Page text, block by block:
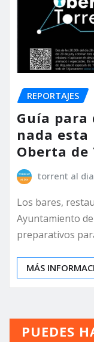
REPORTAJES
Guía para
nada
Oberta
torrent al dia
Los bares,
Ayuntamiento
preparativos
MÁS
PUEDES